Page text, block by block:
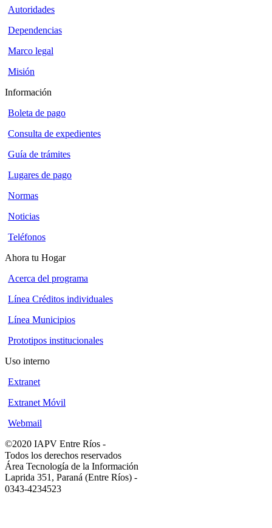
Autoridades
Dependencias
Marco legal
Misión
Información
Boleta de pago
Consulta de expedientes
Guía de trámites
Lugares de pago
Normas
Noticias
Teléfonos
Ahora tu Hogar
Acerca del programa
Línea Créditos individuales
Línea Municipios
Prototipos institucionales
Uso interno
Extranet
Extranet Móvil
Webmail
©2020 IAPV Entre Ríos -
Todos los derechos reservados
Área Tecnología de la Información
Laprida 351, Paraná (Entre Ríos) -
0343-4234523